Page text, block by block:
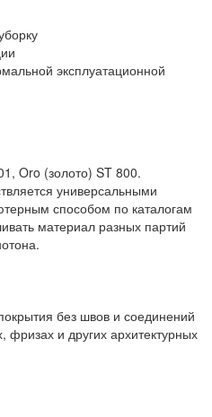
эксплуатационной
Oro (золото) ST 800.
универсальными
способом по каталогам
материал разных партий
без швов и соединений
фризах и других архитектурных